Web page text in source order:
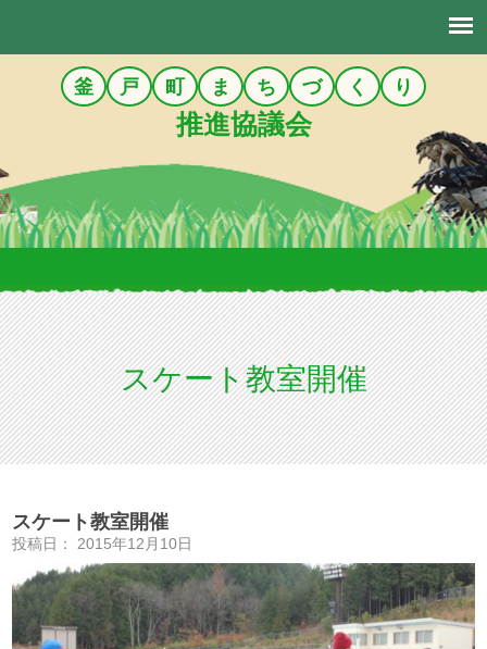
釜 戸 町 ま ち づ く り
推進協議会
スケート教室開催
スケート教室開催
投稿日： 2015年12月10日